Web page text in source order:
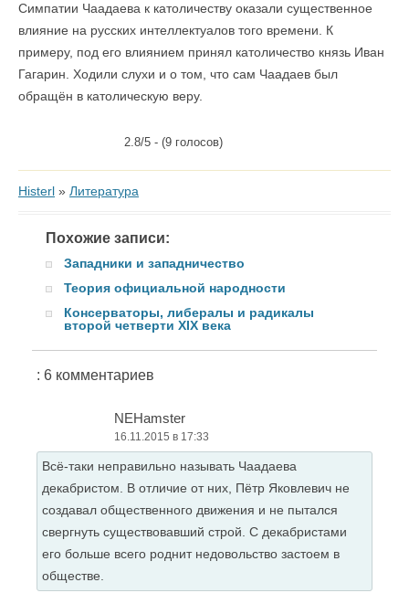
Симпатии Чаадаева к католичеству оказали существенное
влияние на русских интеллектуалов того времени. К
примеру, под его влиянием принял католичество князь Иван
Гагарин. Ходили слухи и о том, что сам Чаадаев был
обращён в католическую веру.
2.8/5 - (9 голосов)
Histerl » Литература
Похожие записи:
Западники и западничество
Теория официальной народности
Консерваторы, либералы и радикалы
второй четверти XIX века
: 6 комментариев
NEHamster
16.11.2015 в 17:33
Всё-таки неправильно называть Чаадаева
декабристом. В отличие от них, Пётр Яковлевич не
создавал общественного движения и не пытался
свергнуть существовавший строй. С декабристами
его больше всего роднит недовольство застоем в
обществе.